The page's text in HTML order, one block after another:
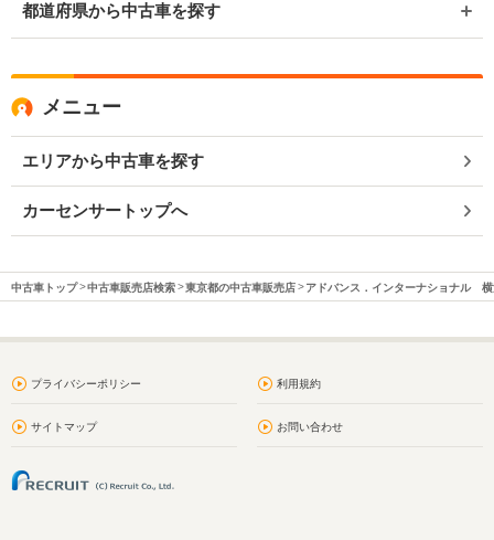
都道府県から中古車を探す
メニュー
エリアから中古車を探す
カーセンサートップへ
中古車トップ 中古車販売店検索 東京都の中古車販売店 アドバンス．インターナショナル
プライバシーポリシー 利用規約
サイトマップ お問い合わせ